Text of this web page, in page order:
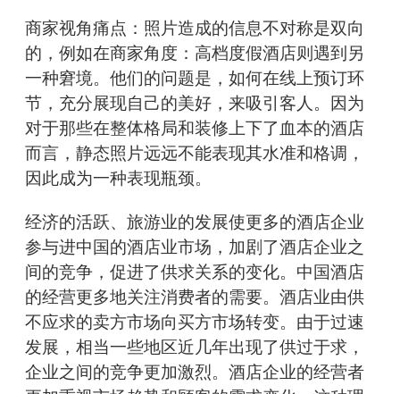
商家视角痛点：照片造成的信息不对称是双向
的，例如在商家角度：高档度假酒店则遇到另
一种窘境。他们的问题是，如何在线上预订环
节，充分展现自己的美好，来吸引客人。因为
对于那些在整体格局和装修上下了血本的酒店
而言，静态照片远远不能表现其水准和格调，
因此成为一种表现瓶颈。
经济的活跃、旅游业的发展使更多的酒店企业
参与进中国的酒店业市场，加剧了酒店企业之
间的竞争，促进了供求关系的变化。中国酒店
的经营更多地关注消费者的需要。酒店业由供
不应求的卖方市场向买方市场转变。由于过速
发展，相当一些地区近几年出现了供过于求，
企业之间的竞争更加激烈。酒店企业的经营者